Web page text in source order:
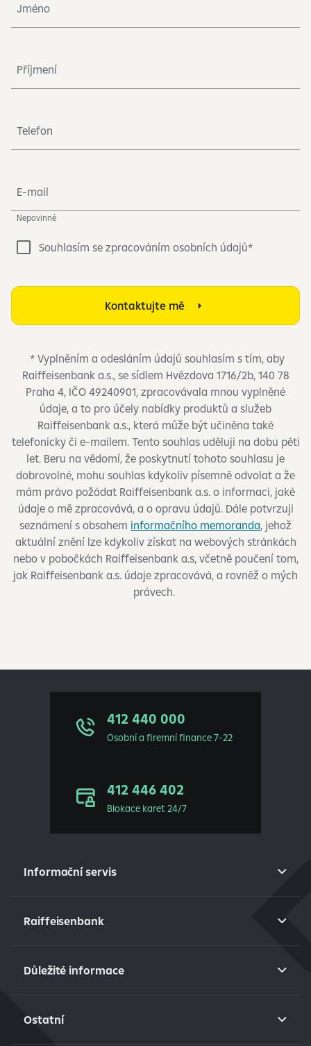
Jméno
Příjmení
Telefon
E-mail
Nepovinné
Souhlasím se zpracováním osobních údajů*
Kontaktujte mě
* Vyplněním a odesláním údajů souhlasím s tím, aby
Raiffeisenbank a.s., se sídlem Hvězdova 1716/2b, 140 78
Praha 4, IČO 49240901, zpracovávala mnou vyplněné
údaje, a to pro účely nabídky produktů a služeb
Raiffeisenbank a.s., která může být učiněna také
telefonicky či e-mailem. Tento souhlas uděluji na dobu pěti
let. Beru na vědomí, že poskytnutí tohoto souhlasu je
dobrovolné, mohu souhlas kdykoliv písemně odvolat a že
mám právo požádat Raiffeisenbank a.s. o informaci, jaké
údaje o mě zpracovává, a o opravu údajů. Dále potvrzuji
seznámení s obsahem informačního memoranda, jehož
aktuální znění lze kdykoliv získat na webových stránkách
nebo v pobočkách Raiffeisenbank a.s, včetně poučení tom,
jak Raiffeisenbank a.s. údaje zpracovává, a rovněž o mých
právech.
412 440 000
Osobní a firemní finance 7-22
412 446 402
Blokace karet 24/7
Informační servis
Raiffeisenbank
Důležité informace
Ostatní